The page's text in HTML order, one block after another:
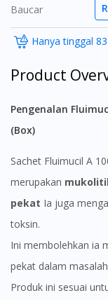
Baucar
Hanya tinggal
Product
Pengenalan
(Box)
Sachet Fluimucil A
merupakan
pekat Ia juga
toksin.
Ini membolehkan ia
pekat dalam
Produk ini sesuai